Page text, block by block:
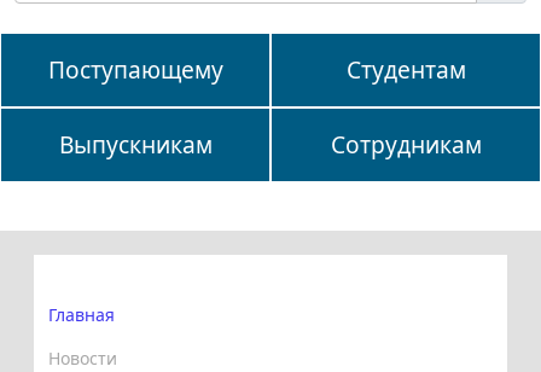
Поступающему Студентам
Выпускникам Сотрудникам
Главная
Новости